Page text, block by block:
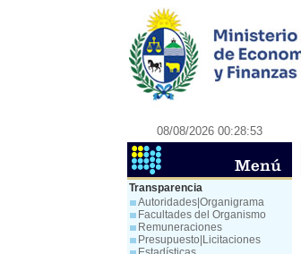
08/08/2026 00:28:53
Transparencia
Autoridades|Organigrama
Facultades del Organismo
Remuneraciones
Presupuesto|Licitaciones